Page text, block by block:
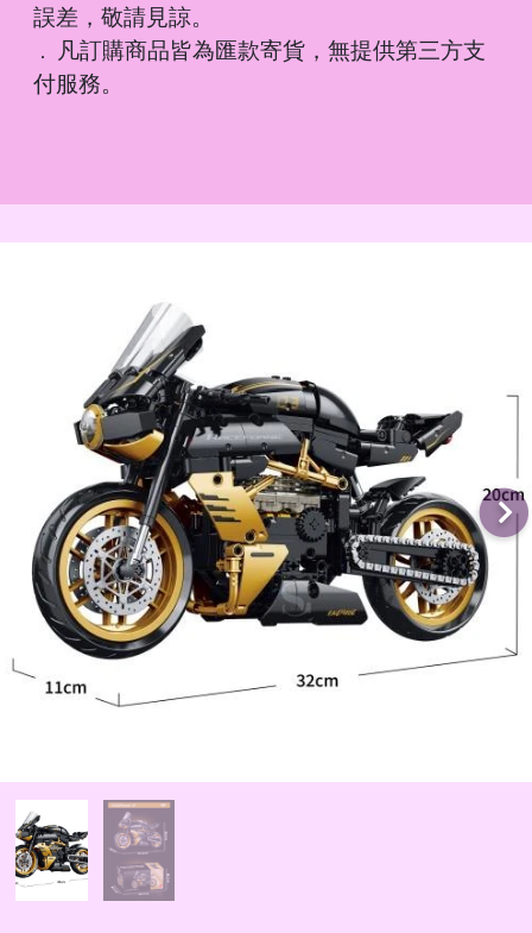
誤差，敬請見諒。
． 凡訂購商品皆為匯款寄貨，無提供第三方支
付服務。